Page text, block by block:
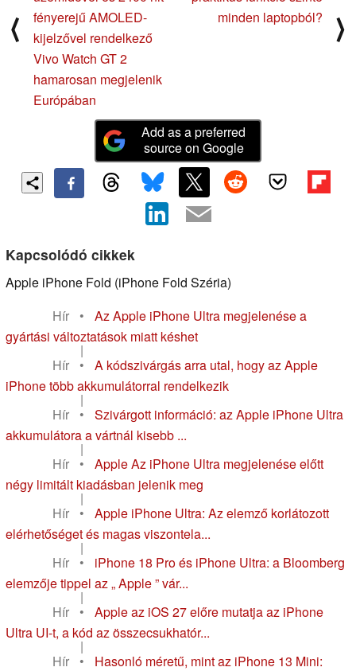
⟨
fényerejű AMOLED-
kijelzővel rendelkező
Vivo Watch GT 2
hamarosan megjelenik
Európában
minden laptopból?
⟩
Add as a preferred
source on Google
Kapcsolódó cikkek
Apple iPhone Fold (iPhone Fold Széria)
Hír
•
Az Apple iPhone Ultra megjelenése a
gyártási változtatások miatt késhet
|
Hír
•
A kódszivárgás arra utal, hogy az Apple
iPhone több akkumulátorral rendelkezik
|
Hír
•
Szivárgott információ: az Apple iPhone Ultra
akkumulátora a vártnál kisebb ...
|
Hír
•
Apple Az iPhone Ultra megjelenése előtt
négy limitált kiadásban jelenik meg
|
Hír
•
Apple iPhone Ultra: Az elemző korlátozott
elérhetőséget és magas viszontela...
|
Hír
•
iPhone 18 Pro és iPhone Ultra: a Bloomberg
elemzője tippel az „ Apple ” vár...
|
Hír
•
Apple az iOS 27 előre mutatja az iPhone
Ultra UI-t, a kód az összecsukhatór...
|
Hír
•
Hasonló méretű, mint az iPhone 13 Mini: